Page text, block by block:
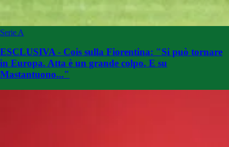
Serie A
ESCLUSIVA - Cois sulla Fiorentina: "Si può tornare
in Europa. Atta è un grande colpo. E su
Mastantuono..."